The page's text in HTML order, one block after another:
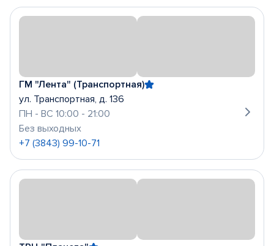
ГМ "Лента" (Транспортная)
ул. Транспортная, д. 136
ПН - ВС 10:00 - 21:00
Без выходных
+7 (3843) 99-10-71